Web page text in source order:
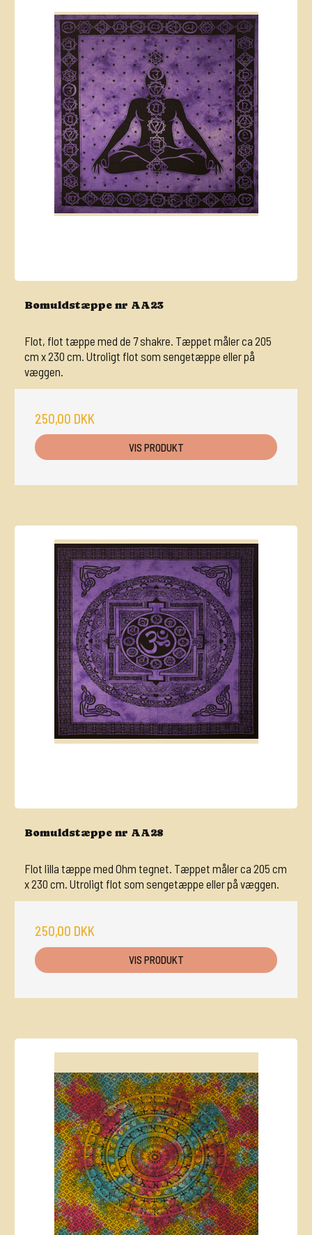
Bomuldstæppe nr AA23
Flot, flot tæppe med de 7 shakre. Tæppet måler ca 205
cm x 230 cm. Utroligt flot som sengetæppe eller på
væggen.
250,00 DKK
VIS PRODUKT
Bomuldstæppe nr AA28
Flot lilla tæppe med Ohm tegnet. Tæppet måler ca 205 cm
x 230 cm. Utroligt flot som sengetæppe eller på væggen.
250,00 DKK
VIS PRODUKT